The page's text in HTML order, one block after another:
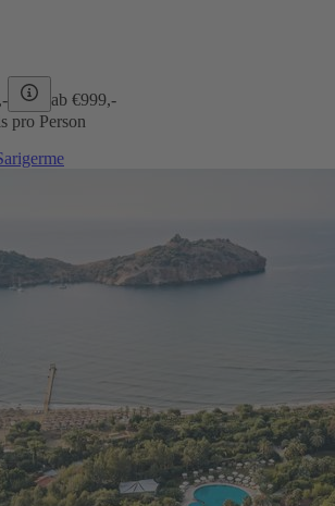
ab €999,-
pro Person